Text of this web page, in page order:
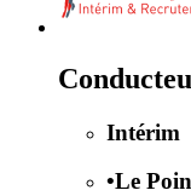
Intérim
•Le